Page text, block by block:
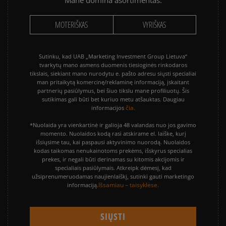
MOTERIŠKAS VYRIŠKAS
Sutinku, kad UAB „Marketing Investment Group Lietuva“
tvarkytų mano asmens duomenis tiesioginės rinkodaros
tikslais, siekiant mano nurodytu e. pašto adresu siųsti specialiai
man pritaikytą komercinę/reklaminę informaciją, įskaitant
partnerių pasiūlymus, bei šiuo tikslu mane profiliuotų. Šis
sutikimas gali būti bet kuriuo metu atšauktas. Daugiau
informacijos čia.
*Nuolaida yra vienkartinė ir galioja 48 valandas nuo jos gavimo
momento. Nuolaidos kodą rasi atskirame el. laiške, kurį
išsiųsime tau, kai paspausi aktyvinimo nuorodą. Nuolaidos
kodas taikomas nenukainotoms prekėms, išskyrus specialias
prekes, ir negali būti derinamas su kitomis akcijomis ir
specialiais pasiūlymais. Atkreipk dėmesį, kad
užsiprenumeruodamas naujienlaiškį, sutinki gauti marketingo
informaciją.Išsamiau – taisyklėse.